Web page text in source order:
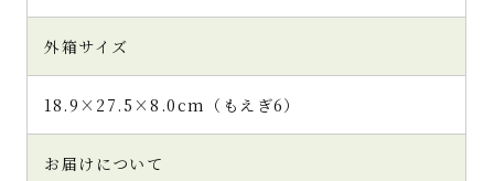
外箱サイズ
18.9×27.5×8.0cm（もえぎ6）
お届けについて